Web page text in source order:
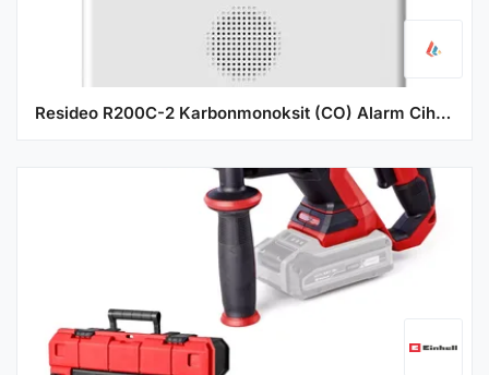
Resideo R200C-2 Karbonmonoksit (CO) Alarm Cihazı